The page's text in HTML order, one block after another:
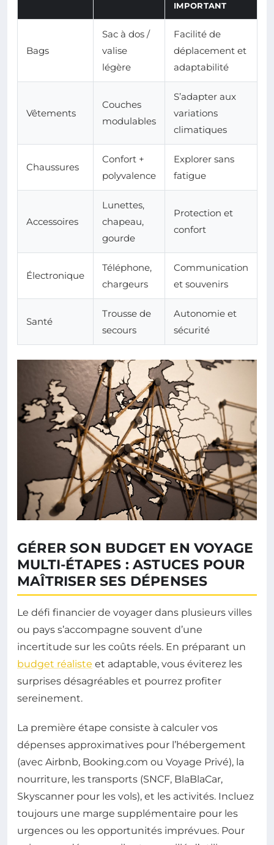
IMPORTANT
Bags
Sac à dos /
valise
légère
Facilité de
déplacement et
adaptabilité
Vêtements
Couches
modulables
S’adapter aux
variations
climatiques
Chaussures
Confort +
polyvalence
Explorer sans
fatigue
Accessoires
Lunettes,
chapeau,
gourde
Protection et
confort
Électronique
Téléphone,
chargeurs
Communication
et souvenirs
Santé
Trousse de
secours
Autonomie et
sécurité
GÉRER SON BUDGET EN VOYAGE
MULTI-ÉTAPES : ASTUCES POUR
MAÎTRISER SES DÉPENSES
Le défi financier de voyager dans plusieurs villes
ou pays s’accompagne souvent d’une
incertitude sur les coûts réels. En préparant un
budget réaliste et adaptable, vous éviterez les
surprises désagréables et pourrez profiter
sereinement.
La première étape consiste à calculer vos
dépenses approximatives pour l’hébergement
(avec Airbnb, Booking.com ou Voyage Privé), la
nourriture, les transports (SNCF, BlaBlaCar,
Skyscanner pour les vols), et les activités. Incluez
toujours une marge supplémentaire pour les
urgences ou les opportunités imprévues. Pour